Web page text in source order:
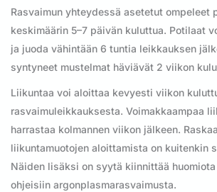
Rasvaimun yhteydessä asetetut ompeleet
keskimäärin 5–7 päivän kuluttua. Potilaat
ja juoda vähintään 6 tuntia leikkauksen
syntyneet mustelmat häviävät 2 viikon
Liikuntaa voi aloittaa kevyesti viikon
rasvaimuleikkauksesta. Voimakkaampaa
harrastaa kolmannen viikon jälkeen.
liikuntamuotojen aloittamista on kuitenkin
Näiden lisäksi on syytä kiinnittää
ohjeisiin argonplasmarasvaimusta.